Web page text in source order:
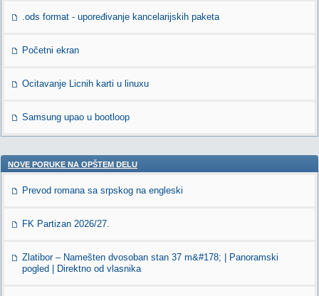
.ods format - upoređivanje kancelarijskih paketa
Početni ekran
Ocitavanje Licnih karti u linuxu
Samsung upao u bootloop
NOVE PORUKE NA OPŠTEM DELU
Prevod romana sa srpskog na engleski
FK Partizan 2026/27.
Zlatibor – Namešten dvosoban stan 37 m&#178; | Panoramski
pogled | Direktno od vlasnika